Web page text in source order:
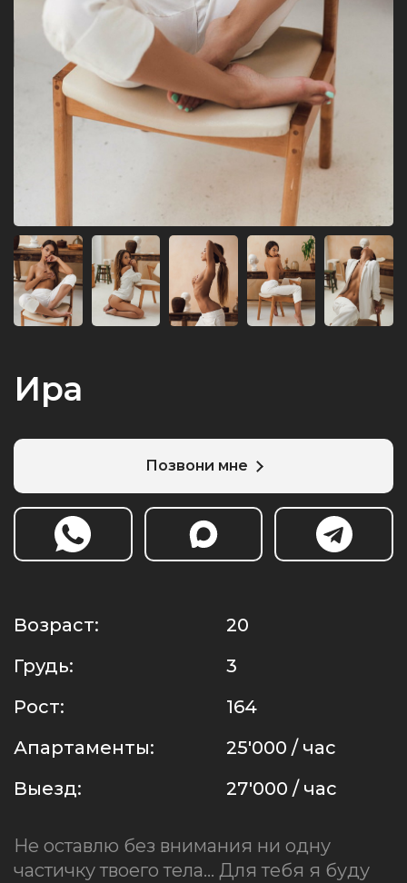
Ира
Позвони мне
Возраст:
20
Грудь:
3
Рост:
164
Апартаменты:
25'000 / час
Выезд:
27'000 / час
Не оставлю без внимания ни одну
частичку твоего тела... Для тебя я буду